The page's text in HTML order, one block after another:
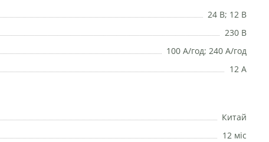
24 В; 12 В
230 В
100 А/год; 240 А/год
12 А
Китай
12 міс